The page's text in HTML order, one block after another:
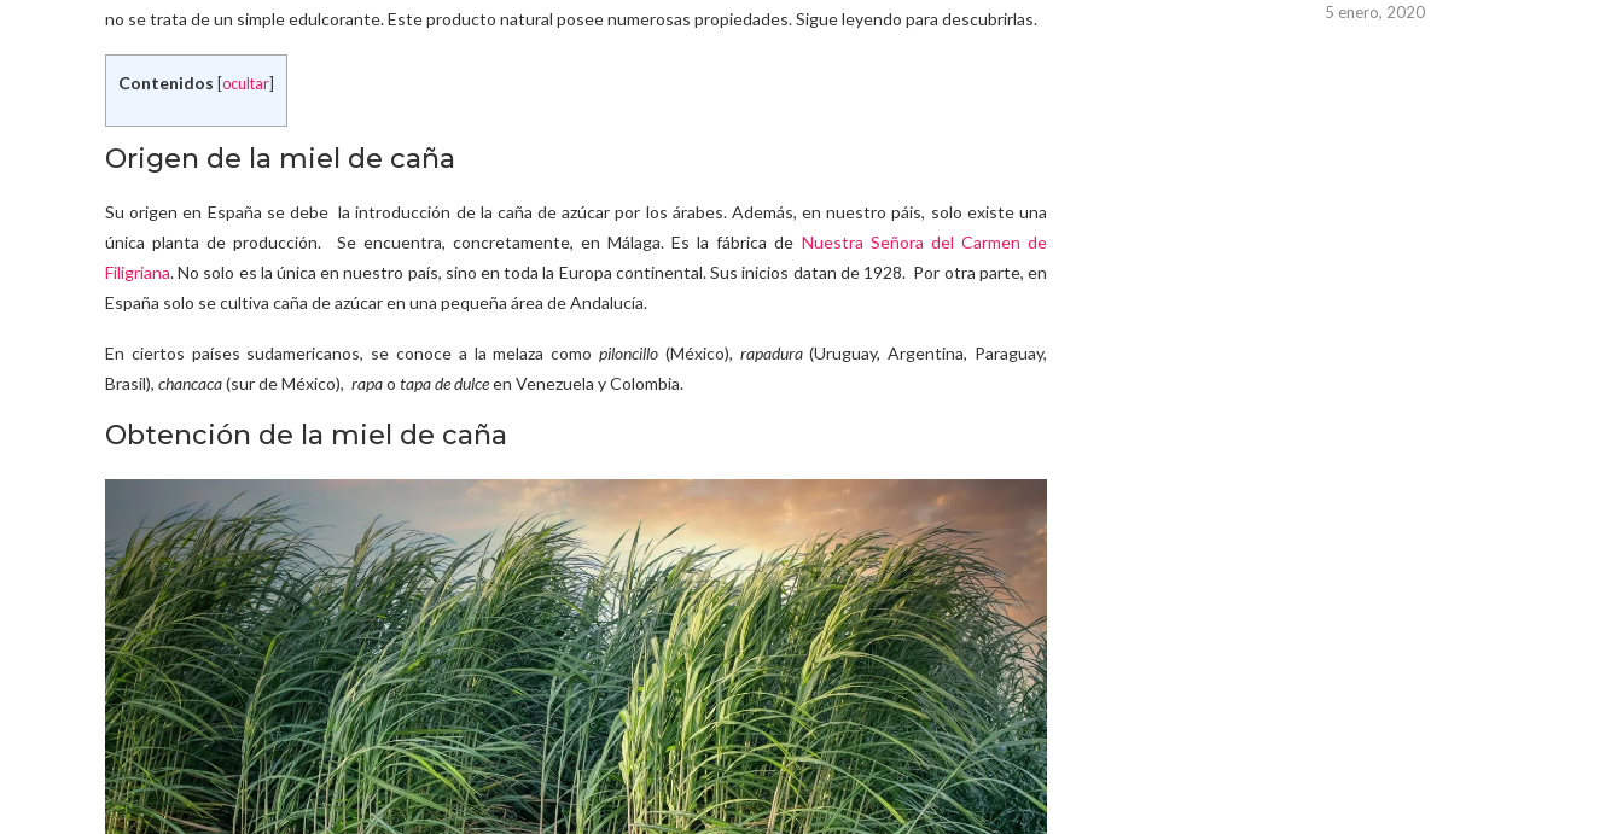
no se trata de un simple edulcorante. Este producto natural posee numerosas propiedades. Sigue leyendo para descubrirlas.
Contenidos ocultar
Origen de la miel de caña
Su origen en España se debe la introducción de la caña de azúcar por los árabes. Además, en nuestro páis, solo existe una
única planta de producción. Se encuentra, concretamente, en Málaga. Es la fábrica de Nuestra Señora del Carmen de
Filigriana. No solo es la única en nuestro país, sino en toda la Europa continental. Sus inicios datan de 1928. Por otra parte, en
España solo se cultiva caña de azúcar en una pequeña área de Andalucía.
En ciertos países sudamericanos, se conoce a la melaza como piloncillo (México), rapadura(Uruguay, Argentina, Paraguay,
Brasil), chancaca(sur de México), rapao tapa de dulceen Venezuela y Colombia.
Obtención de la miel de caña
5 enero, 2020